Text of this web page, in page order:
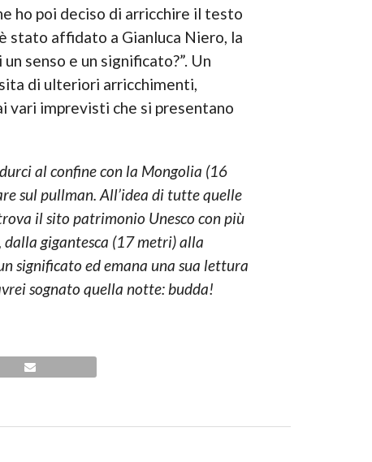
ho poi deciso di arricchire il testo
stato affidato a Gianluca Niero, la
senso e un significato?”. Un
di ulteriori arricchimenti,
vari imprevisti che si presentano
al confine con la Mongolia (16
sul pullman. All’idea di tutte quelle
il sito patrimonio Unesco con più
gigantesca (17 metri) alla
significato ed emana una sua lettura
sognato quella notte: budda!